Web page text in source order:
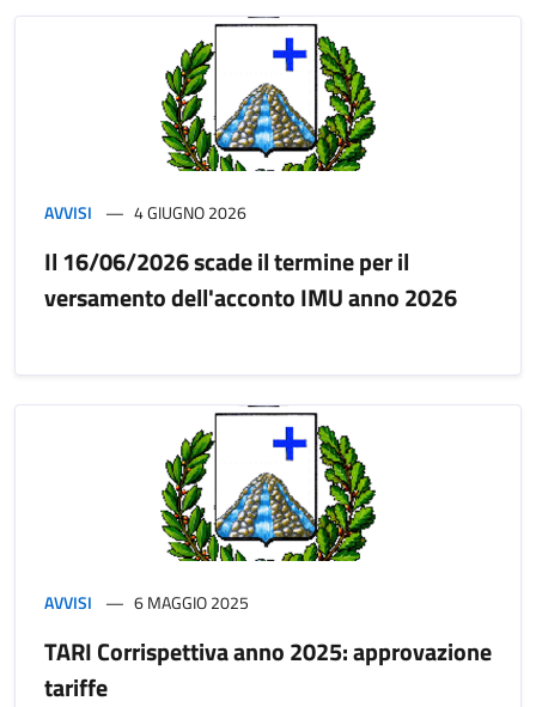
AVVISI 4 GIUGNO 2026
Il 16/06/2026 scade il termine per il
versamento dell'acconto IMU anno 2026
AVVISI 6 MAGGIO 2025
TARI Corrispettiva anno 2025: approvazione
tariffe